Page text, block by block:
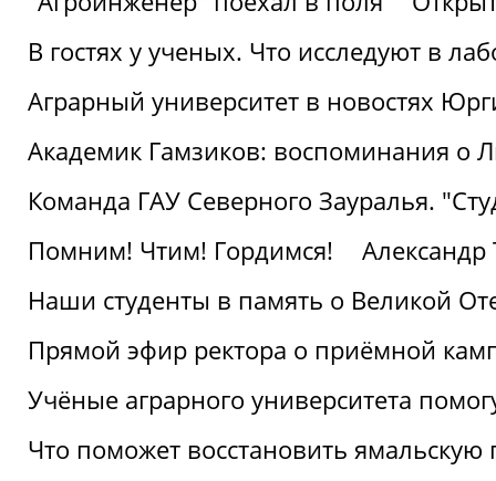
В гостях у ученых. Что исследуют в
Аграрный университет в новостях
Академик Гамзиков: воспоминания о
Команда ГАУ Северного Зауралья.
Помним! Чтим! Гордимся!
Наши студенты в память о Великой
Прямой эфир ректора о приёмной
Учёные аграрного университета
Что поможет восстановить ямальскую